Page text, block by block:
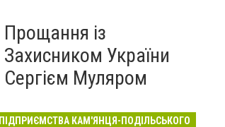
Прощання із
Захисником України
Сергієм Муляром
ПІДПРИЄМСТВА КАМ'ЯНЦЯ-ПОДІЛЬСЬКОГО